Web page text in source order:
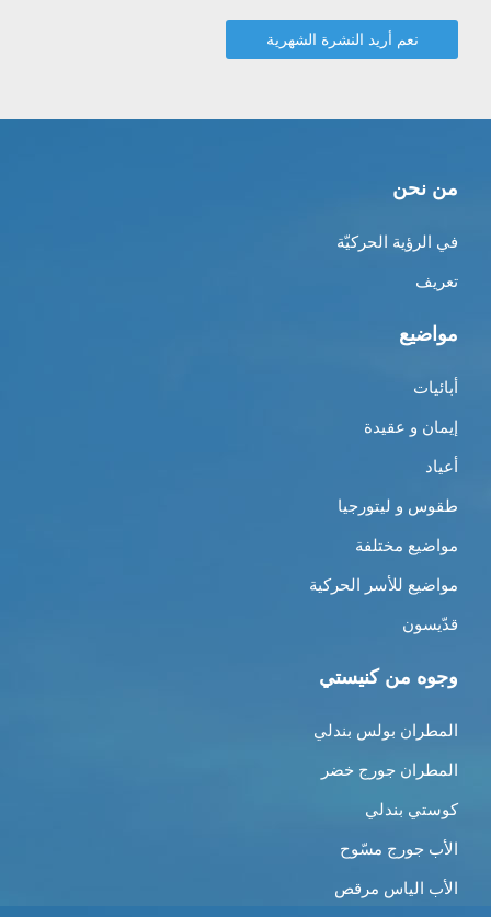
من نحن
في الرؤية الحركيّة
تعريف
مواضيع
أبائيات
إيمان و عقيدة
أعياد
طقوس و ليتورجيا
مواضيع مختلفة
مواضيع للأسر الحركية
قدّيسون
وجوه من كنيستي
المطران بولس بندلي
المطران جورج خضر
كوستي بندلي
الأب جورج مسّوح
الأب الياس مرقص